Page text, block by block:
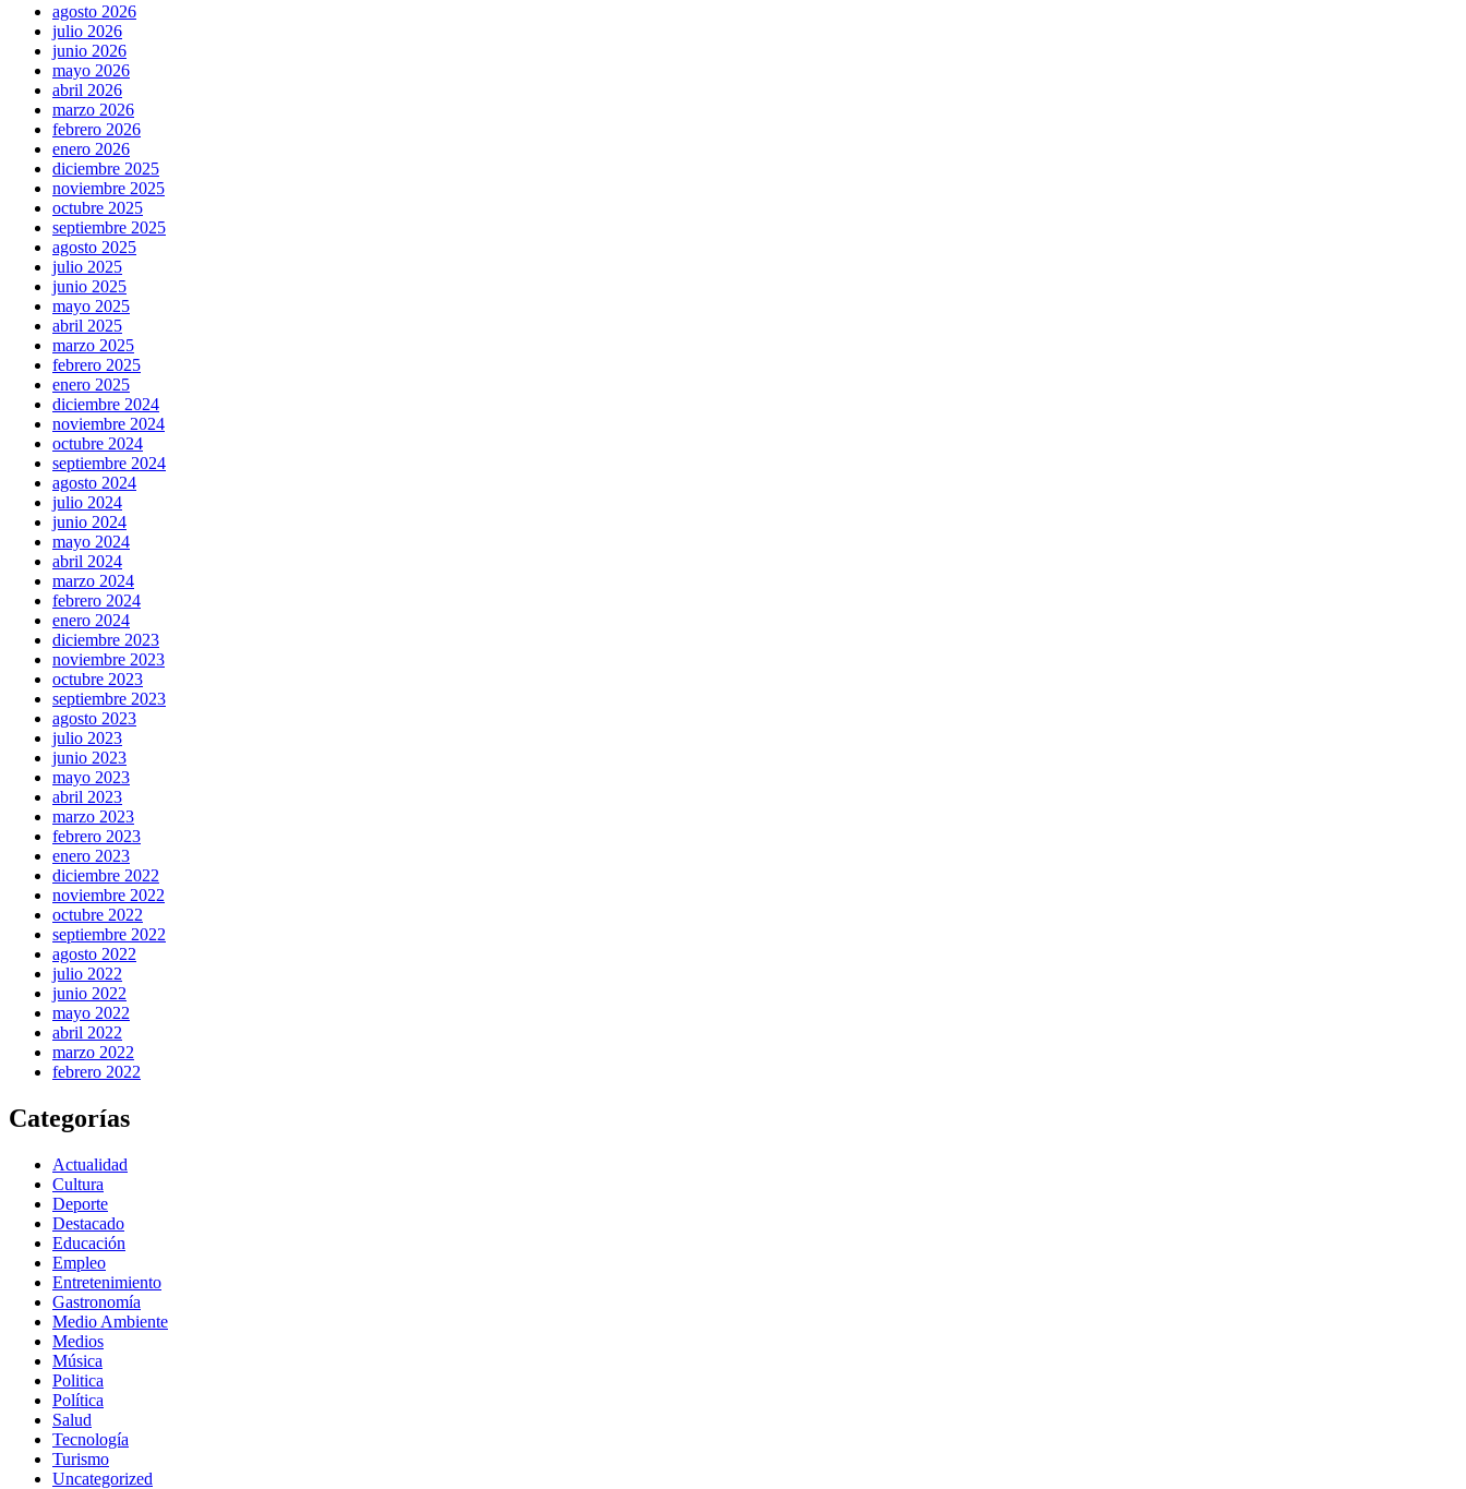
agosto 2026
julio 2026
junio 2026
mayo 2026
abril 2026
marzo 2026
febrero 2026
enero 2026
diciembre 2025
noviembre 2025
octubre 2025
septiembre 2025
agosto 2025
julio 2025
junio 2025
mayo 2025
abril 2025
marzo 2025
febrero 2025
enero 2025
diciembre 2024
noviembre 2024
octubre 2024
septiembre 2024
agosto 2024
julio 2024
junio 2024
mayo 2024
abril 2024
marzo 2024
febrero 2024
enero 2024
diciembre 2023
noviembre 2023
octubre 2023
septiembre 2023
agosto 2023
julio 2023
junio 2023
mayo 2023
abril 2023
marzo 2023
febrero 2023
enero 2023
diciembre 2022
noviembre 2022
octubre 2022
septiembre 2022
agosto 2022
julio 2022
junio 2022
mayo 2022
abril 2022
marzo 2022
febrero 2022
Categorías
Actualidad
Cultura
Deporte
Destacado
Educación
Empleo
Entretenimiento
Gastronomía
Medio Ambiente
Medios
Música
Politica
Política
Salud
Tecnología
Turismo
Uncategorized